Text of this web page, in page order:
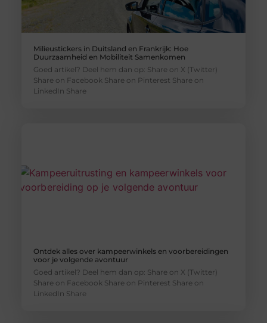
Milieustickers in Duitsland en Frankrijk: Hoe
Duurzaamheid en Mobiliteit Samenkomen
Goed artikel? Deel hem dan op: Share on X (Twitter)
Share on Facebook Share on Pinterest Share on
LinkedIn Share
Ontdek alles over kampeerwinkels en voorbereidingen
voor je volgende avontuur
Goed artikel? Deel hem dan op: Share on X (Twitter)
Share on Facebook Share on Pinterest Share on
LinkedIn Share